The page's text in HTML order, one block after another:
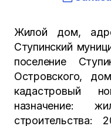
Жилой дом,
Ступинский
поселение
Островского,
кадастровый
назначение:
строительства: